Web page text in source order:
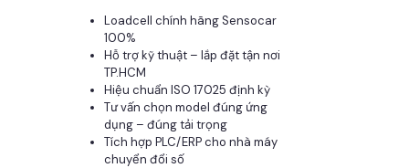
Loadcell chính hãng Sensocar
100%
Hỗ trợ kỹ thuật – lắp đặt tận nơi
TP.HCM
Hiệu chuẩn ISO 17025 định kỳ
Tư vấn chọn model đúng ứng
dụng – đúng tải trọng
Tích hợp PLC/ERP cho nhà máy
chuyển đổi số